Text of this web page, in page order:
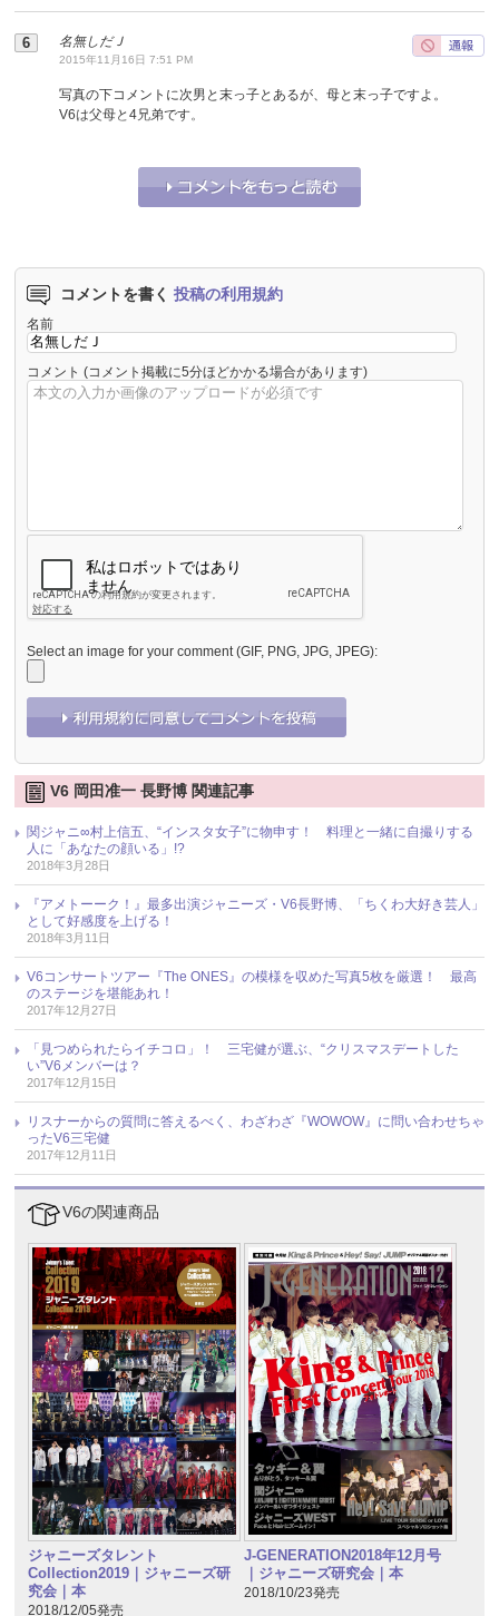
名無しだＪ
2015年11月16日 7:51 PM
写真の下コメントに次男と末っ子とあるが、母と末っ子ですよ。
V6は父母と4兄弟です。
31 うーん… 1
コメントを書く 投稿の利用規約
名前
コメント (コメント掲載に5分ほどかかる場合があります)
Select an image for your comment (GIF, PNG, JPG, JPEG):
V6 岡田准一 長野博 関連記事
関ジャニ∞村上信五、“インスタ女子”に物申す！ 料理と一緒に自撮りする
人に「あなたの顔いる」!?
2018年3月28日
『アメトーーク！』最多出演ジャニーズ・V6長野博、「ちくわ大好き芸人」
として好感度を上げる！
2018年3月11日
V6コンサートツアー『The ONES』の模様を収めた写真5枚を厳選！ 最高
のステージを堪能あれ！
2017年12月27日
「見つめられたらイチコロ」！ 三宅健が選ぶ、“クリスマスデートした
い”V6メンバーは？
2017年12月15日
リスナーからの質問に答えるべく、わざわざ『WOWOW』に問い合わせちゃ
ったV6三宅健
2017年12月11日
V6の関連商品
ジャニーズタレント
Collection2019｜ジャニーズ研
究会｜本
2018/12/05発売
J-GENERATION2018年12月号
｜ジャニーズ研究会｜本
2018/10/23発売